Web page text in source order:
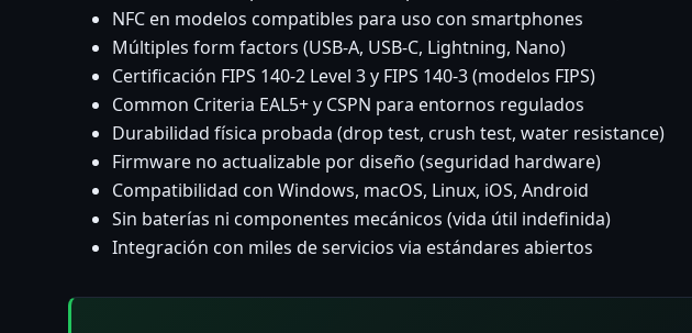
NFC en modelos compatibles para uso con smartphones
Múltiples form factors (USB-A, USB-C, Lightning, Nano)
Certificación FIPS 140-2 Level 3 y FIPS 140-3 (modelos FIPS)
Common Criteria EAL5+ y CSPN para entornos regulados
Durabilidad física probada (drop test, crush test, water resistance)
Firmware no actualizable por diseño (seguridad hardware)
Compatibilidad con Windows, macOS, Linux, iOS, Android
Sin baterías ni componentes mecánicos (vida útil indefinida)
Integración con miles de servicios via estándares abiertos